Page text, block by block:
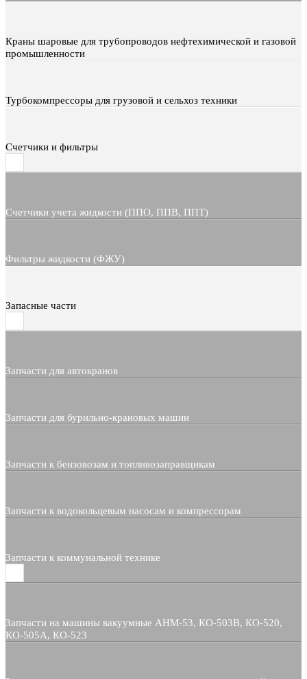
Краны шаровые для трубопроводов нефтехимической и газовой
промышленности
Турбокомпрессоры для грузовой и сельхоз техники
Счетчики и фильтры
Счетчики учета жидкости (ППО, ППВ, ППТ)
Фильтры жидкости (ФЖУ)
Запасные части
Запчасти для автокранов
Запчасти для бурильно-крановых машин
Запчасти к бензовозам и топливозаправщикам
Запчасти к водокольцевым насосам и компрессорам
Запчасти к коммунальной технике
Запчасти на машины вакуумные АНМ-53, КО-503В, КО-520,
КО-505А, КО-523